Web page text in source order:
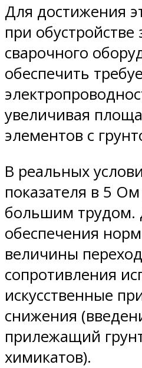
Для достижения
при обустройстве
сварочного
обеспечить
увеличивая
элементов с
В реальных
показателя в 5 Ом
большим трудом.
обеспечения
величины
сопротивления
искусственные
снижения
прилежащий
химикатов).